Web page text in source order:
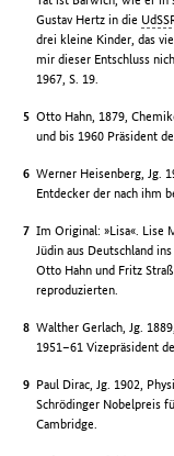
Gustav Hertz in die
drei kleine Kinder, das
mir dieser Entschluss
1967, S. 19.
Otto Hahn, 1879,
und bis 1960 Präsident
Werner Heisenberg, Jg.
Entdecker der nach ihm
Im Original: »Lisa«. Lise
Jüdin aus Deutschland
Otto Hahn und Fritz
reproduzierten.
Walther Gerlach, Jg.
1951–61 Vizepräsident
Paul Dirac, Jg. 1902,
Schrödinger Nobelpreis
Cambridge.